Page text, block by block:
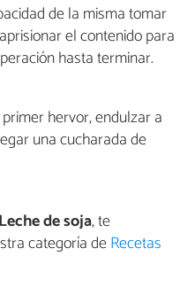
de la misma tomar
el contenido para
hasta terminar.
hervor, endulzar a
una cucharada de
Leche de soja, te
categoría deRecetas